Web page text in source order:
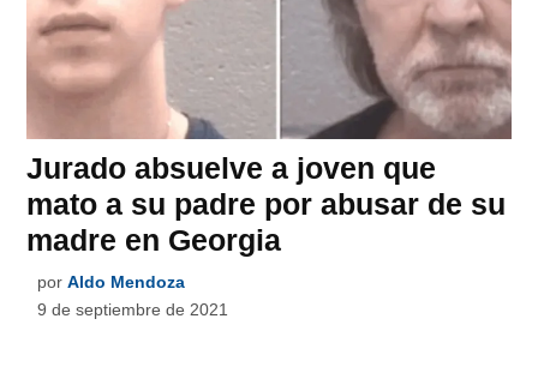
Jurado absuelve a joven que
mato a su padre por abusar de su
madre en Georgia
por Aldo Mendoza
9 de septiembre de 2021